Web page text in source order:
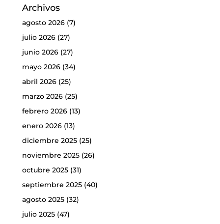
Archivos
agosto 2026(7)
julio 2026(27)
junio 2026(27)
mayo 2026(34)
abril 2026(25)
marzo 2026(25)
febrero 2026(13)
enero 2026(13)
diciembre 2025(25)
noviembre 2025(26)
octubre 2025(31)
septiembre 2025(40)
agosto 2025(32)
julio 2025(47)